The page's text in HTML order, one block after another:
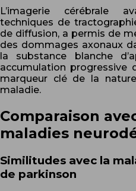
L’imagerie cérébrale
techniques de
de diffusion, a permis de
des dommages axonaux
la substance blanche
accumulation progressive
marqueur clé de la
maladie.
Comparaison
maladies
Similitudes avec la
de parkinson